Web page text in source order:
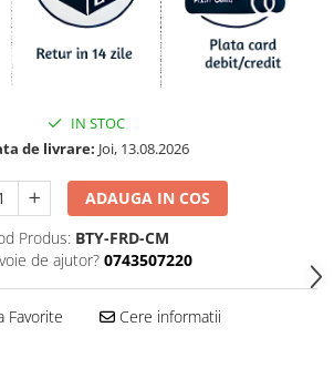
IN STOC
de livrare: Joi, 13.08.2026
ADAUGA IN COS
Produs: BTY-FRD-CM
de ajutor? 0743507220
Favorite Cere informatii